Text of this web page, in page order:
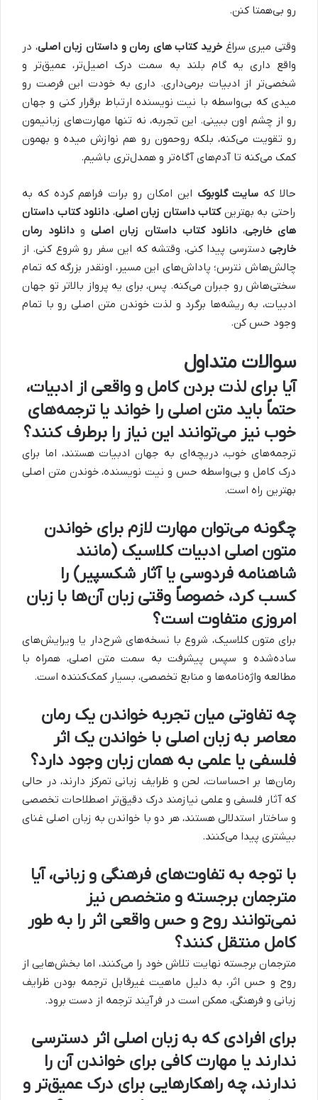
رو بی‌همتا کنن.
وقتی میری سراغ خرید کتاب‌ های رمان و داستان زبان اصلی، در
واقع داری یه گام بلند به سمت درک اصیل‌تر، عمیق‌تر و
شخصی‌تر از ادبیات برمی‌داری. داری به خودت این فرصت رو
میدی که بی‌واسطه با نیت نویسنده ارتباط برقرار کنی و جهان
رو از چشم اون ببینی. این تجربه، نه تنها مهارت‌های زبانیمون
رو تقویت می‌کنه، بلکه روحمون رو هم نوازش میده و بهمون
کمک می‌کنه تا آدم‌های آگاه‌تر و همدل‌تری باشیم.
حالا که سایت گلوبوک این امکان رو برات فراهم کرده که به
راحتی به بهترینکتاب داستان زبان اصلی، دانلود کتاب داستان
های خارجی،دانلود کتاب داستان زبان اصلیو دانلود رمان
خارجی دسترسی پیدا کنی، وقتشه که این سفر رو شروع کنی. از
چالش‌هاش نترس؛ پاداش‌های این مسیر، اونقدر بزرگه که تمام
سختی‌هاش رو جبران می‌کنه. پس، برای یه پرواز بالاتر تو جهان
ادبیات، به ریشه‌ها برگرد و لذت خوندن متن اصلی رو با تمام
وجود حس کن.
سوالات متداول
آیا برای لذت بردن کامل و واقعی از ادبیات،
حتماً باید متن اصلی را خواند یا ترجمه‌های
خوب نیز می‌توانند این نیاز را برطرف کنند؟
ترجمه‌های خوب، دریچه‌ای به جهان ادبیات هستند، اما برای
درک کامل و بی‌واسطه حس و نیت نویسنده، خوندن متن اصلی
بهترین راه است.
چگونه می‌توان مهارت لازم برای خواندن
متون اصلی ادبیات کلاسیک (مانند
شاهنامه فردوسی یا آثار شکسپیر) را
کسب کرد، خصوصاً وقتی زبان آن‌ها با زبان
امروزی متفاوت است؟
برای متون کلاسیک، شروع با نسخه‌های شرح‌دار یا ویرایش‌های
ساده‌شده و سپس پیشرفت به سمت متن اصلی، همراه با
مطالعه واژه‌نامه‌ها و منابع تخصصی، بسیار کمک‌کننده است.
چه تفاوتی میان تجربه خواندن یک رمان
معاصر به زبان اصلی با خواندن یک اثر
فلسفی یا علمی به همان زبان وجود دارد؟
رمان‌ها بر احساسات، لحن و ظرایف زبانی تمرکز دارند، در حالی
که آثار فلسفی و علمی نیازمند درک دقیق‌تر اصطلاحات تخصصی
و ساختار استدلالی هستند، هر دو با خواندن به زبان اصلی غنای
بیشتری پیدا می‌کنند.
با توجه به تفاوت‌های فرهنگی و زبانی، آیا
مترجمان برجسته و متخصص نیز
نمی‌توانند روح و حس واقعی اثر را به طور
کامل منتقل کنند؟
مترجمان برجسته نهایت تلاش خود را می‌کنند، اما بخش‌هایی از
روح و حس اثر، به دلیل ماهیت غیرقابل ترجمه بودن ظرایف
زبانی و فرهنگی، ممکن است در فرآیند ترجمه از دست برود.
برای افرادی که به زبان اصلی اثر دسترسی
ندارند یا مهارت کافی برای خواندن آن را
ندارند، چه راهکارهایی برای درک عمیق‌تر و